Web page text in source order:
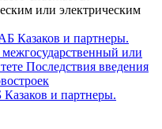
или электрическим
и партнеры.